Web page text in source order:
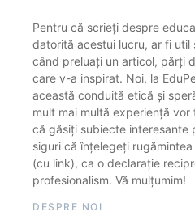
Pentru că scrieți despre
datorită acestui lucru, ar fi util
când preluați un articol, părți
care v-a inspirat. Noi, la
această conduită etică și
mult mai multă experiență
că găsiți subiecte interesante
siguri că înțelegeți
(cu link), ca o declarație
profesionalism. Vă mulțumim!
DESPRE NOI